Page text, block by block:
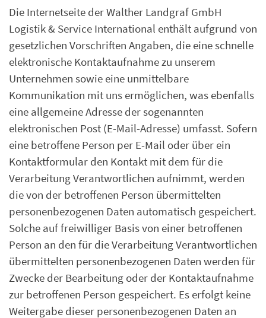
Die Internetseite der Walther Landgraf GmbH
Logistik & Service International enthält aufgrund von
gesetzlichen Vorschriften Angaben, die eine schnelle
elektronische Kontaktaufnahme zu unserem
Unternehmen sowie eine unmittelbare
Kommunikation mit uns ermöglichen, was ebenfalls
eine allgemeine Adresse der sogenannten
elektronischen Post (E-Mail-Adresse) umfasst. Sofern
eine betroffene Person per E-Mail oder über ein
Kontaktformular den Kontakt mit dem für die
Verarbeitung Verantwortlichen aufnimmt, werden
die von der betroffenen Person übermittelten
personenbezogenen Daten automatisch gespeichert.
Solche auf freiwilliger Basis von einer betroffenen
Person an den für die Verarbeitung Verantwortlichen
übermittelten personenbezogenen Daten werden für
Zwecke der Bearbeitung oder der Kontaktaufnahme
zur betroffenen Person gespeichert. Es erfolgt keine
Weitergabe dieser personenbezogenen Daten an